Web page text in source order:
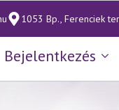
1053 Bp., Ferenciek
Bejelentkezés